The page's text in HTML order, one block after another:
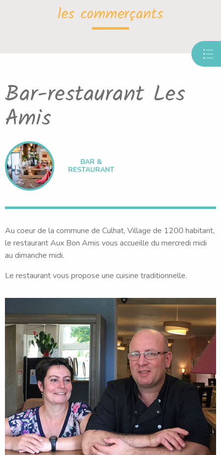
les commerçants
Bar-restaurant Les
Amis
BAR &
RESTAURANT
Au coeur de la commune de Culhat, Village de 1200 habitant,
le restaurant Aux Bon Amis vous accueille du mercredi midi
au dimanche midi.
Le restaurant vous propose une cuisine traditionnelle.